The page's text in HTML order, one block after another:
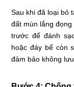
Sau khi đã loại bỏ
đất mùn lắng
trước để đánh
hoặc đáy bể còn
đảm bảo không